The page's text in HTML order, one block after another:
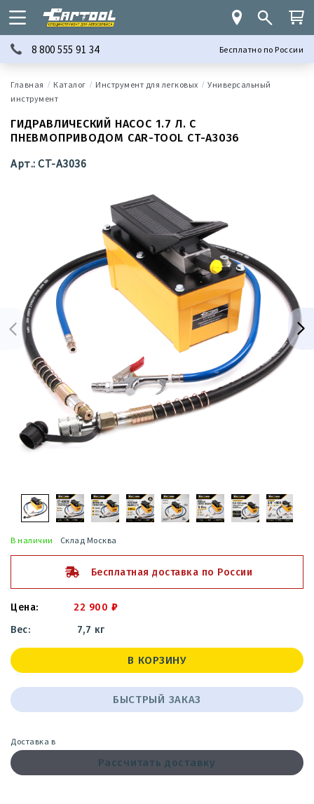
8 800 555 91 34 Бесплатно по России
Каталог Инструмент для легковых
Универсальный
инструмент
ГИДРАВЛИЧЕСКИЙ НАСОС 1.7 Л. С
ПНЕВМОПРИВОДОМ CAR-TOOL CT-A3036
Арт.: CT-A3036
22 900 ₽
7,7 кг
Бесплатная доставка по России
БЫСТРЫЙ ЗАКАЗ
В КОРЗИНУ
Склад Москва
В наличии
Доставка в
Рассчитать доставку